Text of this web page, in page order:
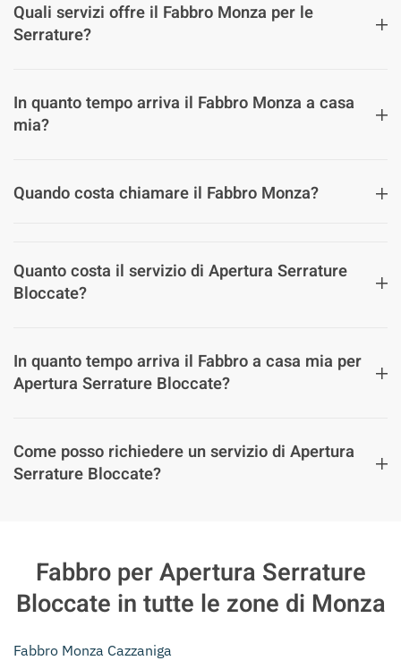
Quali servizi offre il Fabbro Monza per le
Serrature?
In quanto tempo arriva il Fabbro Monza a casa
mia?
Quando costa chiamare il Fabbro Monza?
Quanto costa il servizio di Apertura Serrature
Bloccate?
In quanto tempo arriva il Fabbro a casa mia per
Apertura Serrature Bloccate?
Come posso richiedere un servizio di Apertura
Serrature Bloccate?
Fabbro per Apertura Serrature
Bloccate in tutte le zone di Monza
Fabbro Monza Cazzaniga